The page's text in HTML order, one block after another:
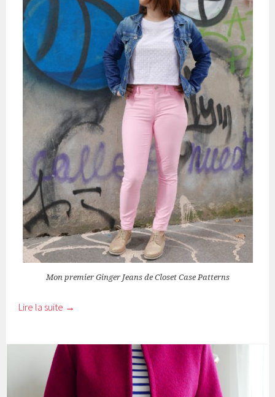
Mon premier Ginger Jeans de Closet Case Patterns
Lire la suite →